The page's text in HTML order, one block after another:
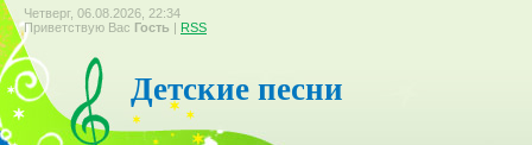
Четверг, 06.08.2026, 22:34
Приветствую Вас Гость | RSS
Детские песни